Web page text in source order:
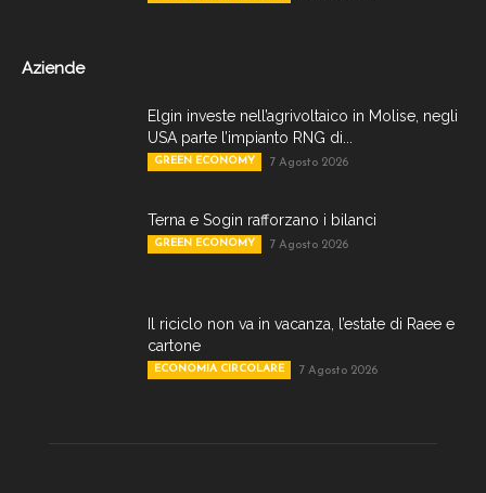
Aziende
Elgin investe nell’agrivoltaico in Molise, negli
USA parte l’impianto RNG di...
GREEN ECONOMY 7 Agosto 2026
Terna e Sogin rafforzano i bilanci
GREEN ECONOMY 7 Agosto 2026
Il riciclo non va in vacanza, l’estate di Raee e
cartone
ECONOMIA CIRCOLARE 7 Agosto 2026